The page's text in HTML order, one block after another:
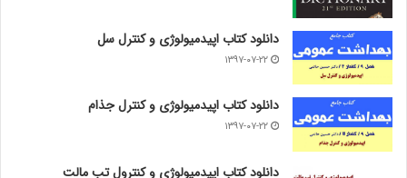
دانلود کتاب اپیدمیولوژی و کنترل سل
۱۳۹۷-۰۷-۲۲
دانلود کتاب اپیدمیولوژی و کنترل جذام
۱۳۹۷-۰۷-۲۲
دانلود کتاب اپیدمیولوژی و کنترول تب مالت